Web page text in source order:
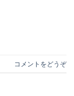
コメントをどうぞ